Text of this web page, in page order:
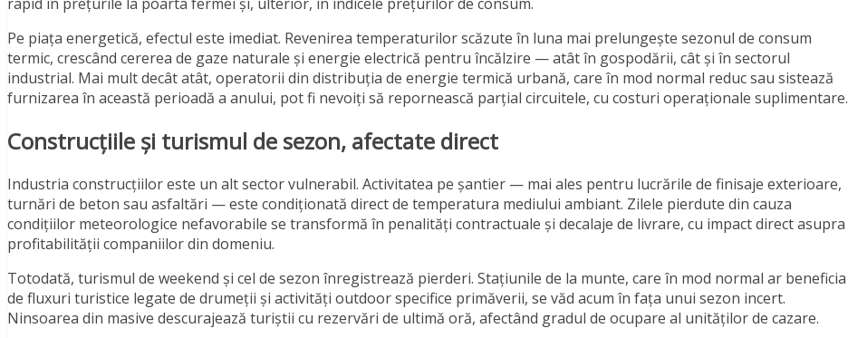
Pe piața energetică, efectul este imediat. Revenirea temperaturilor scăzute în luna mai prelungește sezonul de consum
termic, crescând cererea de gaze naturale și energie electrică pentru încălzire — atât în gospodării, cât și în sectorul
industrial. Mai mult decât atât, operatorii din distribuția de energie termică urbană, care în mod normal reduc sau sistează
furnizarea în această perioadă a anului, pot fi nevoiți să repornească parțial circuitele, cu costuri operaționale suplimentare.
Construcțiile și turismul de sezon, afectate direct
Industria construcțiilor este un alt sector vulnerabil. Activitatea pe șantier — mai ales pentru lucrările de finisaje exterioare,
turnări de beton sau asfaltări — este condiționată direct de temperatura mediului ambiant. Zilele pierdute din cauza
condițiilor meteorologice nefavorabile se transformă în penalități contractuale și decalaje de livrare, cu impact direct asupra
profitabilității companiilor din domeniu.
Totodată, turismul de weekend și cel de sezon înregistrează pierderi. Stațiunile de la munte, care în mod normal ar beneficia
de fluxuri turistice legate de drumeții și activități outdoor specifice primăverii, se văd acum în fața unui sezon incert.
Ninsoarea din masive descurajează turiștii cu rezervări de ultimă oră, afectând gradul de ocupare al unităților de cazare.